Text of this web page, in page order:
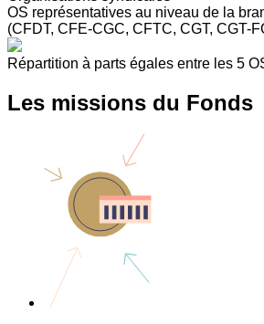
OS représentatives au niveau de la
(CFDT, CFE-CGC, CFTC, CGT, CGT-
Répartition à parts égales entre les 5
Les missions du Fonds